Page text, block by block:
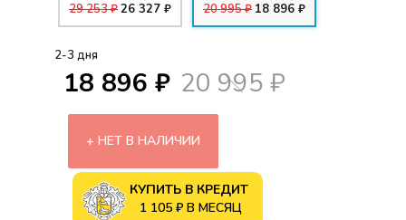
29 253 ₽26 327 ₽
20 995 ₽ 18 896 ₽
2-3 дня
18 896 ₽ 20 995 ₽
НЕТ В НАЛИЧИИ
КУПИТЬ В КРЕДИТ
1 105 ₽ В МЕСЯЦ